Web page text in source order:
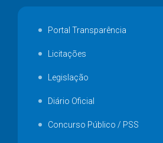
Portal Transparência
Licitações
Legislação
Diário Oficial
Concurso Público / PSS